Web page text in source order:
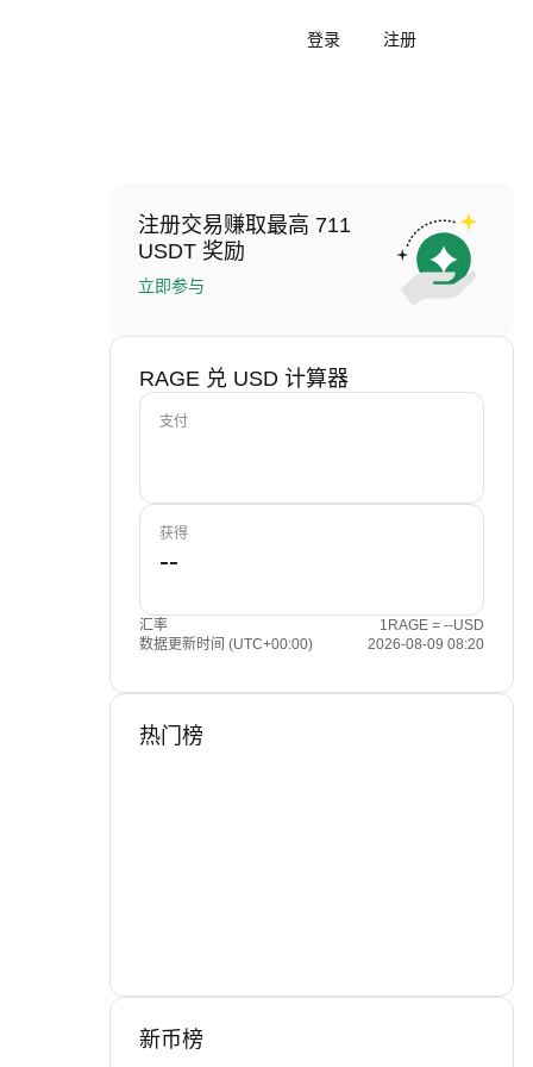
登录 注册
注册交易赚取最高 711
USDT 奖励
立即参与
RAGE 兑 USD 计算器
支付
获得
汇率
1RAGE = --USD
数据更新时间 (UTC+00:00)
2026-08-09 08:20
热门榜
新币榜